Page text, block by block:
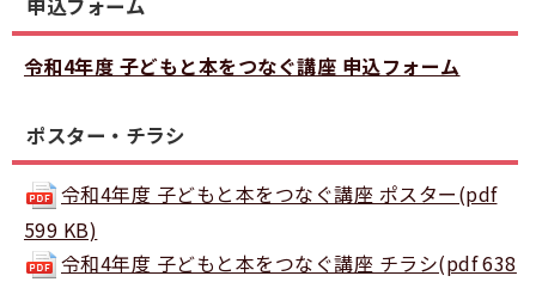
申込フォーム
令和4年度 子どもと本をつなぐ講座 申込フォーム
ポスター・チラシ
令和4年度 子どもと本をつなぐ講座 ポスター(pdf
599 KB)
令和4年度 子どもと本をつなぐ講座 チラシ(pdf 638